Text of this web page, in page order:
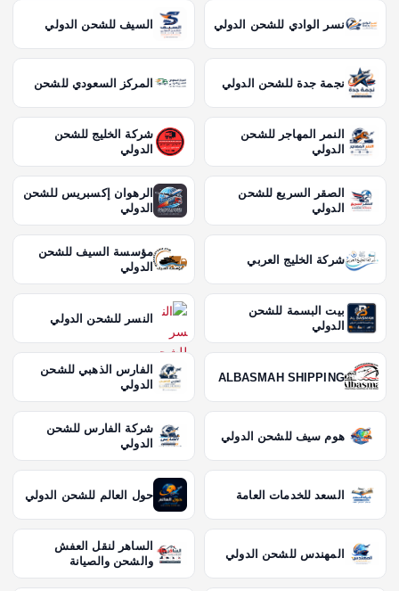
نسر الوادي للشحن الدولي السيف للشحن الدولي
نجمة جدة للشحن الدولي المركز السعودي للشحن
النمر المهاجر للشحن
الدولي
شركة الخليج للشحن
الدولي
الصقر السريع للشحن
الدولي
الرهوان إكسبريس للشحن
الدولي
شركة الخليج العربي
مؤسسة السيف للشحن
الدولي
بيت البسمة للشحن
الدولي
النسر للشحن الدولي
ALBASMAH SHIPPING
الفارس الذهبي للشحن
الدولي
هوم سيف للشحن الدولي
شركة الفارس للشحن
الدولي
السعد للخدمات العامة حول العالم للشحن الدولي
المهندس للشحن الدولي
الساهر لنقل العفش
والشحن والصيانة